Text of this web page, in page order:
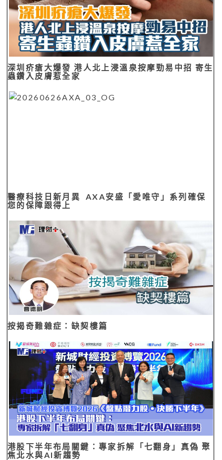
深圳疥瘡大爆發 港人北上浸溫泉按摩勁易中招 寄生
蟲鑽入皮膚惹全家
醫療科技日新月異 AXA安盛「愛唯守」系列確保
您的保障跟得上
按揭奇難雜症：缺契樓篇
港股下半年布局關鍵：專家拆解「七翻身」真偽 聚
焦北水與AI新趨勢